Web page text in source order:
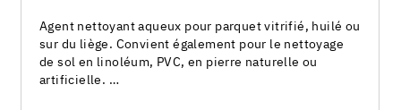
Agent nettoyant aqueux pour parquet vitrifié, huilé ou
sur du liège. Convient également pour le nettoyage
de sol en linoléum, PVC, en pierre naturelle ou
artificielle. …